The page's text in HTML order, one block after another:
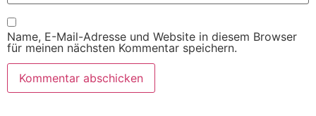
Name, E-Mail-Adresse und Website in diesem Browser
für meinen nächsten Kommentar speichern.